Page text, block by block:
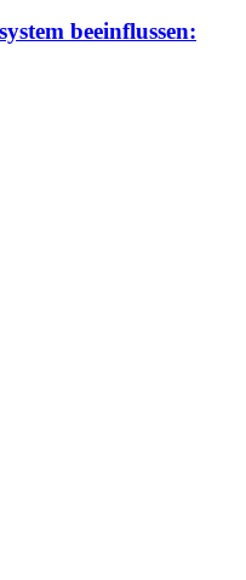
beeinflussen: